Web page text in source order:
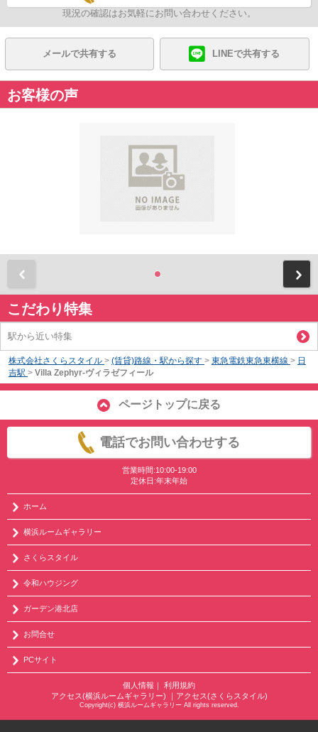
現況の確認はお気軽にお問い合わせください。
メールで共有する LINEで共有する
お客様の声
こだわり特集
駅から近い特集
株式会社さくらスタイル > (賃貸)路線・駅から探す > 東急電鉄東急東横線 > 日
吉駅 > Villa Zephyr-ヴィラゼフィール
ページトップに戻る
電話でお問い合わせする
営業時間:10:00-19:00
定休日:年末年始
ホーム
横浜ルームギャラリー
さくらスタイル
令和ハウジング
ガーデン港北店
お問合せ
PCサイト
個人情報
利用規約
アクセス(横浜ルームギャラリー)
アクセス(さくらスタイル)
Copyright(c) 横浜ルームギャラリー All rights reserved.